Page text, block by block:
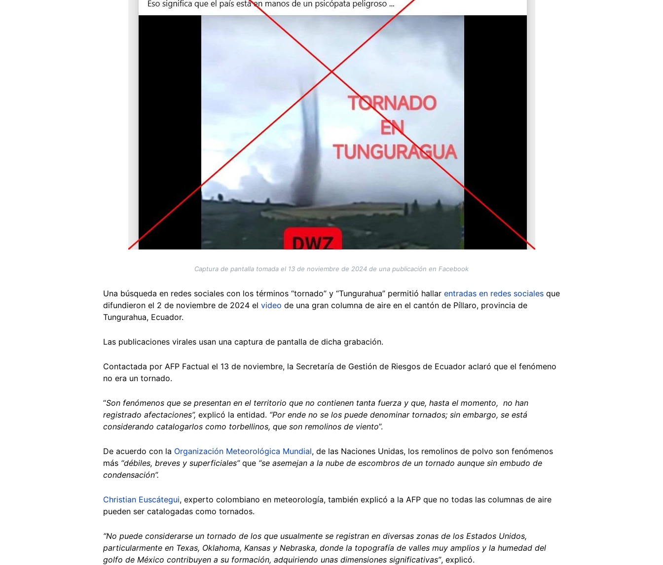
Captura de pantalla tomada el 13 de noviembre de 2024 de una publicación en Facebook
Una búsqueda en redes sociales con los términos “tornado” y “Tungurahua” permitió hallar entradas en redes sociales que
difundieron el 2 de noviembre de 2024 el video de una gran columna de aire en el cantón de Píllaro, provincia de
Tungurahua, Ecuador.
Las publicaciones virales usan una captura de pantalla de dicha grabación.
Contactada por AFP Factual el 13 de noviembre, la Secretaría de Gestión de Riesgos de Ecuador aclaró que el fenómeno
no era un tornado.
“Son fenómenos que se presentan en el territorio que no contienen tanta fuerza y que, hasta el momento, no han
registrado afectaciones”, explicó la entidad. “Por ende no se los puede denominar tornados; sin embargo, se está
considerando catalogarlos como torbellinos, que son remolinos de viento”.
De acuerdo con la Organización Meteorológica Mundial, de las Naciones Unidas, los remolinos de polvo son fenómenos
más “débiles, breves y superficiales” que “se asemejan a la nube de escombros de un tornado aunque sin embudo de
condensación”.
Christian Euscátegui, experto colombiano en meteorología, también explicó a la AFP que no todas las columnas de aire
pueden ser catalogadas como tornados.
“No puede considerarse un tornado de los que usualmente se registran en diversas zonas de los Estados Unidos,
particularmente en Texas, Oklahoma, Kansas y Nebraska, donde la topografía de valles muy amplios y la humedad del
golfo de México contribuyen a su formación, adquiriendo unas dimensiones significativas”, explicó.